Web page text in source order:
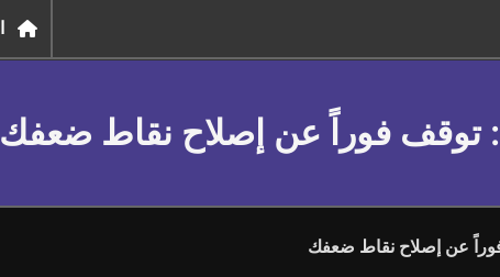
توقف فوراً عن إصلاح نقاط ضعفك
عن إصلاح نقاط ضعفك